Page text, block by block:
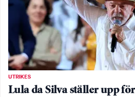
UTRIKES
Lula da Silva ställer upp